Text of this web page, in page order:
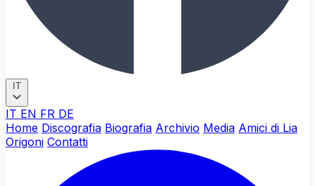
IT
IT EN FR DE
Home Discografia Biografia Archivio Media Amici di Lia
Origoni Contatti